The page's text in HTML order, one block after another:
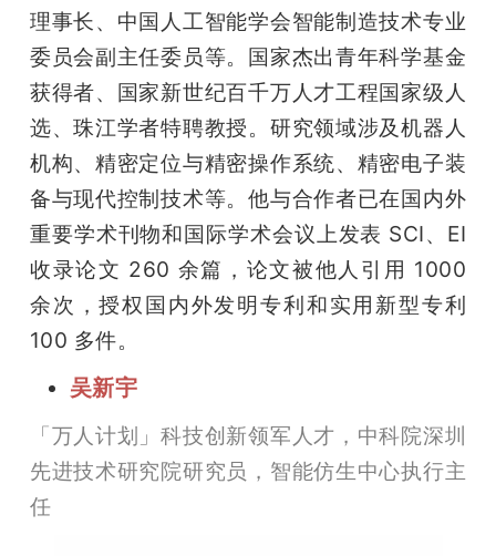
理事长、中国人工智能学会智能制造技术专业
委员会副主任委员等。国家杰出青年科学基金
获得者、国家新世纪百千万人才工程国家级人
选、珠江学者特聘教授。研究领域涉及机器人
机构、精密定位与精密操作系统、精密电子装
备与现代控制技术等。他与合作者已在国内外
重要学术刊物和国际学术会议上发表 SCI、EI
收录论文 260 余篇，论文被他人引用 1000
余次，授权国内外发明专利和实用新型专利
100 多件。
吴新宇
「万人计划」科技创新领军人才，中科院深圳
先进技术研究院研究员，智能仿生中心执行主
任